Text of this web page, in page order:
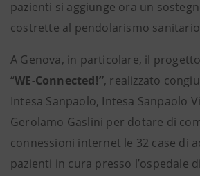
pazienti si aggiunge ora un
costrette al pendolarismo
A Genova, in particolare, il
“WE-Connected!”, realizzato
Intesa Sanpaolo, Intesa Sanpaolo
Gerolamo Gaslini per dotare di
connessioni internet le 32 case di
pazienti in cura presso l’ospedale